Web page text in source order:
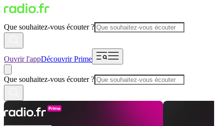
Que souhaitez-vous écouter ?
Ouvrir l'appDécouvrir Prime
Que souhaitez-vous écouter ?